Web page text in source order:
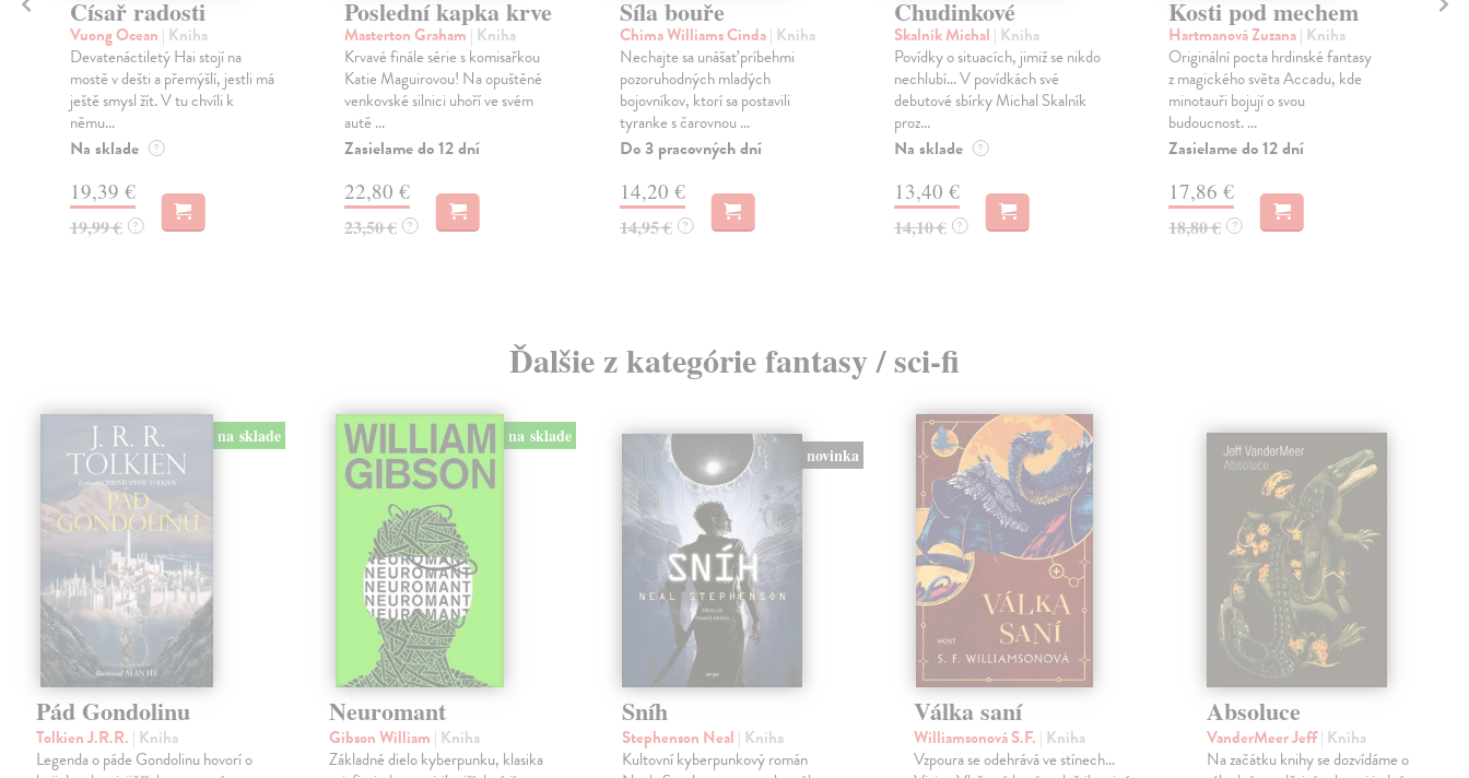
Císař radosti
Vuong Ocean | Kniha
Devatenáctiletý Hai stojí na
mostě v dešti a přemýšlí, jestli má
ještě smysl žít. V tu chvíli k
němu...
Na sklade ?
19,39 €
19,99 € ?
Poslední kapka krve
Masterton Graham | Kniha
Krvavé finále série s komisařkou
Katie Maguirovou! Na opuštěné
venkovské silnici uhoří ve svém
autě ...
Zasielame do 12 dní
22,80 €
23,50 € ?
Síla bouře
Chima Williams Cinda| Kniha
Nechajte sa unášať príbehmi
pozoruhodných mladých
bojovníkov, ktorí sa postavili
tyranke s čarovnou ...
Do 3 pracovných dní
14,20 €
14,95 € ?
Chudinkové
Skalník Michal | Kniha
Povídky o situacích, jimiž se nikdo
nechlubí... V povídkách své
debutové sbírky Michal Skalník
proz...
Na sklade ?
13,40 €
14,10 € ?
Kosti pod mechem
Hartmanová Zuzana| Kniha
Originální pocta hrdinské fantasy
z magického světa Accadu, kde
minotauři bojují o svou
budoucnost. ...
Zasielame do 12 dní
17,86 €
18,80 € ?
Ďalšie z kategórie fantasy / sci-fi
na sklade
Pád Gondolinu
Tolkien J.R.R. | Kniha
Legenda o páde Gondolinu hovorí o
na sklade
Neuromant
Gibson William | Kniha
Základné dielo kyberpunku, klasika
novinka
Sníh
Stephenson Neal | Kniha
Kultovní kyberpunkový román
Válka saní
Williamsonová S.F. | Kniha
Vzpoura se odehrává ve stínech…
Absoluce
VanderMeer Jeff| Kniha
Na začátku knihy se dozvídáme o